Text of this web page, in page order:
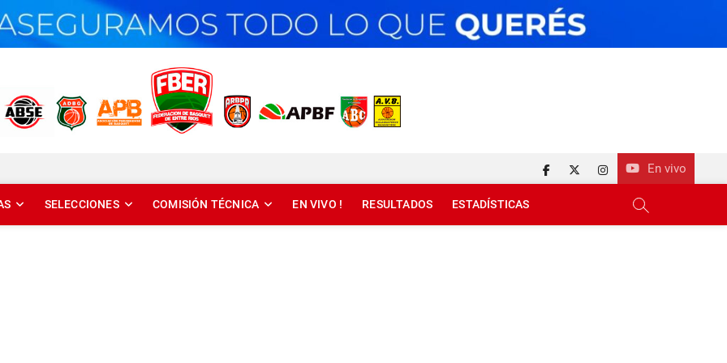
DE ENTRE RÍOS En vivo
facebook
twitterinstagram
SELECCIONES COMISIÓN TÉCNICA EN VIVO ! RESULTADOS ESTADÍSTICAS